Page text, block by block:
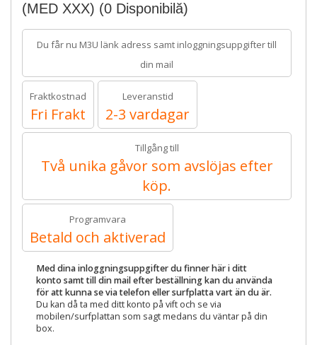
(MED XXX) (0 Disponibilă)
Du får nu M3U länk adress samt inloggningsuppgifter till
din mail
Fraktkostnad
Fri Frakt
Leveranstid
2-3 vardagar
Tillgång till
Två unika gåvor som avslöjas efter
köp.
Programvara
Betald och aktiverad
Med dina inloggningsuppgifter du finner här i ditt
konto samt till din mail efter beställning kan du använda
för att kunna se via telefon eller surfplatta vart än du är.
Du kan då ta med ditt konto på vift och se via
mobilen/surfplattan som sagt medans du väntar på din
box.